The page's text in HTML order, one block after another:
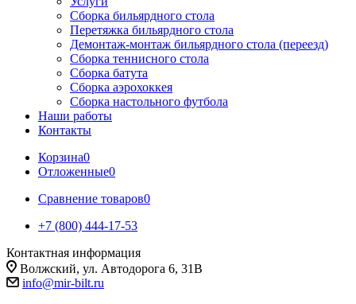
Сборка бильярдного стола
Перетяжка бильярдного стола
Демонтаж-монтаж бильярдного стола (переезд)
Сборка теннисного стола
Сборка батута
Сборка аэрохоккея
Сборка настольного футбола
Наши работы
Контакты
Корзина0
Отложенные0
Сравнение товаров0
+7 (800) 444-17-53
Контактная информация
Волжский, ул. Автодорога 6, 31В
info@mir-bilt.ru